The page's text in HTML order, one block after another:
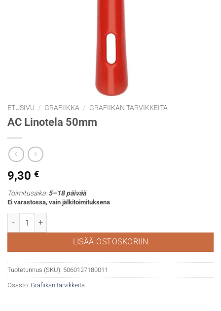
ETUSIVU / GRAFIIKKA / GRAFIIKAN TARVIKKEITA
AC Linotela 50mm
9,30 €
Toimitusaika:5–18 päivää
Ei varastossa, vain jälkitoimituksena
AC Linotela 50mm määrä
LISÄÄ OSTOSKORIIN
Tuotetunnus (SKU): 5060127180011
Osasto: Grafiikan tarvikkeita